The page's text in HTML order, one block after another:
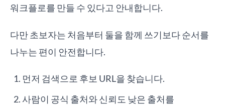
워크플로를 만들 수 있다고 안내합니다.
다만 초보자는 처음부터 둘을 함께 쓰기보다 순서를
나누는 편이 안전합니다.
먼저 검색으로 후보 URL을 찾습니다.
사람이 공식 출처와 신뢰도 낮은 출처를